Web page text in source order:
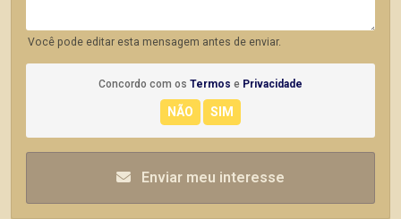
Você pode editar esta mensagem antes de enviar.
Concordo com os Termos e Privacidade
Enviar meu interesse